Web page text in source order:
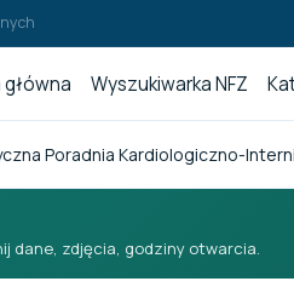
Wyszukiwarka NFZ
Poradnia Kardiologiczno-
dane, zdjęcia, godziny otwarcia.